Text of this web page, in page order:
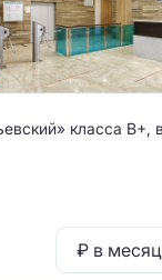
класса B+,
₽ в месяц